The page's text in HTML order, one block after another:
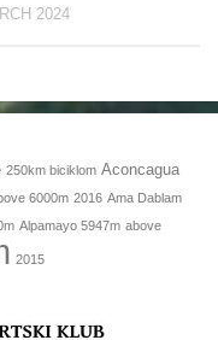
2024
250km biciklom Aconcagua
6000m 2016 Ama Dablam
Alpamayo 5947m above
2015